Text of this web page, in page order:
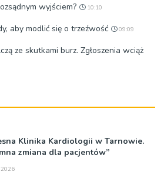
wyjściem?
10:10
aby modlić się o trzeźwość 09:09
ze skutkami burz. Zgłoszenia wciąż
Klinika Kardiologii w Tarnowie.
zmiana dla pacjentów”